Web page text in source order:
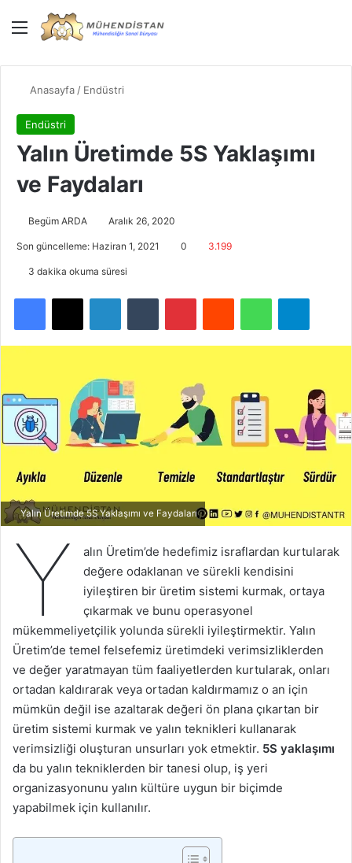
Menü
Anasayfa / Endüstri
Endüstri
Yalın Üretimde 5S Yaklaşımı
ve Faydaları
Begüm ARDA Aralık 26, 2020
Son güncelleme: Haziran 1, 2021 0 3.199
3 dakika okuma süresi
Facebook
X LinkedInTumblr PinterestReddit WhatsApp
Yalın Üretimde 5S Yaklaşımı ve Faydaları
Y
alın Üretim’de hedefimiz israflardan kurtularak
değere odaklanan ve sürekli kendisini
iyileştiren bir üretim sistemi kurmak, ortaya
çıkarmak ve bunu operasyonel
mükemmeliyetçilik yolunda sürekli iyileştirmektir. Yalın
Üretim’de temel felsefemiz üretimdeki verimsizliklerden
ve değer yaratmayan tüm faaliyetlerden kurtularak, onları
ortadan kaldırarak veya ortadan kaldırmamız o an için
mümkün değil ise azaltarak değeri ön plana çıkartan bir
üretim sistemi kurmak ve yalın teknikleri kullanarak
verimsizliği oluşturan unsurları yok etmektir. 5S yaklaşımı
da bu yalın tekniklerden bir tanesi olup, iş yeri
organizasyonunu yalın kültüre uygun bir biçimde
yapabilmek için kullanılır.